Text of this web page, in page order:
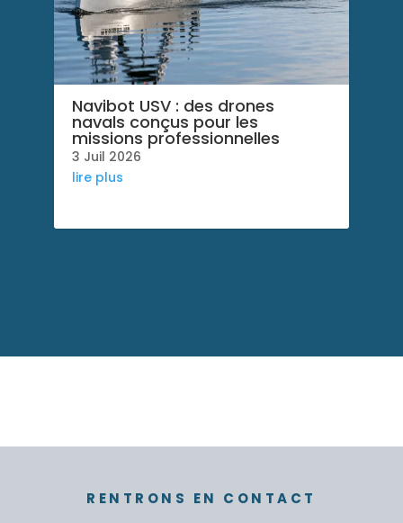
Navibot USV : des drones
navals conçus pour les
missions professionnelles
3 Juil 2026
lire plus
RENTRONS EN CONTACT